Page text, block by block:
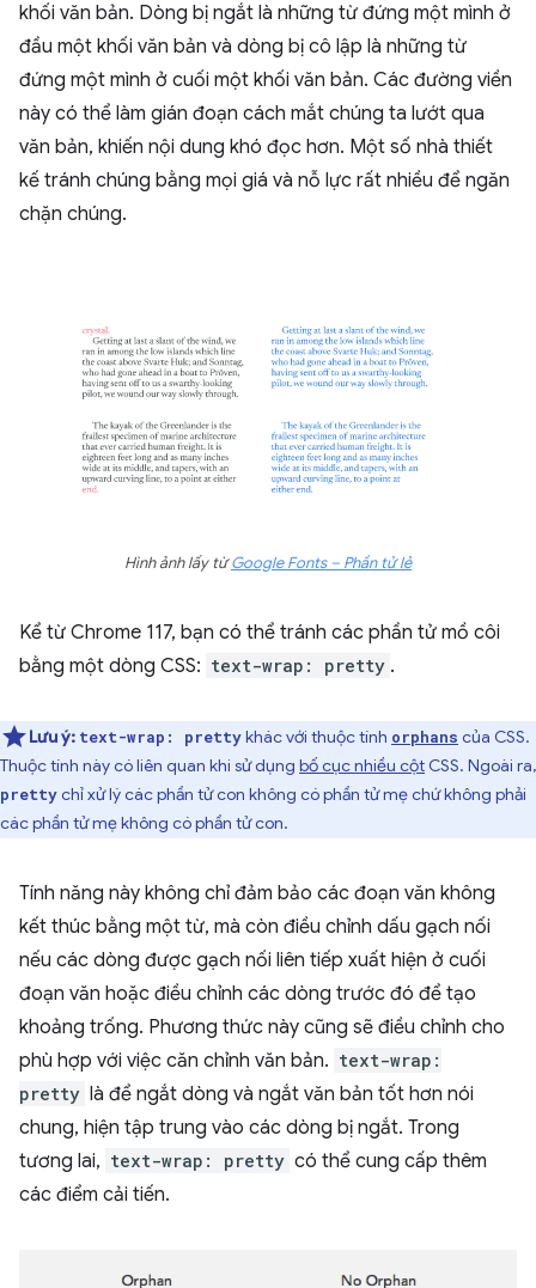
khối văn bản. Dòng bị ngắt là những từ đứng một mình ở
đầu một khối văn bản và dòng bị cô lập là những từ
đứng một mình ở cuối một khối văn bản. Các đường viền
này có thể làm gián đoạn cách mắt chúng ta lướt qua
văn bản, khiến nội dung khó đọc hơn. Một số nhà thiết
kế tránh chúng bằng mọi giá và nỗ lực rất nhiều để ngăn
chặn chúng.
Hình ảnh lấy từGoogle Fonts – Phần tử lẻ
Kể từ Chrome 117, bạn có thể tránh các phần tử mồ côi
bằng một dòng CSS: text-wrap: pretty .
Lưu ý: text-wrap: prettykhác với thuộc tính orphans của CSS.
Thuộc tính này có liên quan khi sử dụng bố cục nhiều cột CSS. Ngoài ra,
prettychỉ xử lý các phần tử con không có phần tử mẹ chứ không phải
các phần tử mẹ không có phần tử con.
Tính năng này không chỉ đảm bảo các đoạn văn không
kết thúc bằng một từ, mà còn điều chỉnh dấu gạch nối
nếu các dòng được gạch nối liên tiếp xuất hiện ở cuối
đoạn văn hoặc điều chỉnh các dòng trước đó để tạo
khoảng trống. Phương thức này cũng sẽ điều chỉnh cho
phù hợp với việc căn chỉnh văn bản. text-wrap:
pretty là để ngắt dòng và ngắt văn bản tốt hơn nói
chung, hiện tập trung vào các dòng bị ngắt. Trong
tương lai, text-wrap: pretty có thể cung cấp thêm
các điểm cải tiến.